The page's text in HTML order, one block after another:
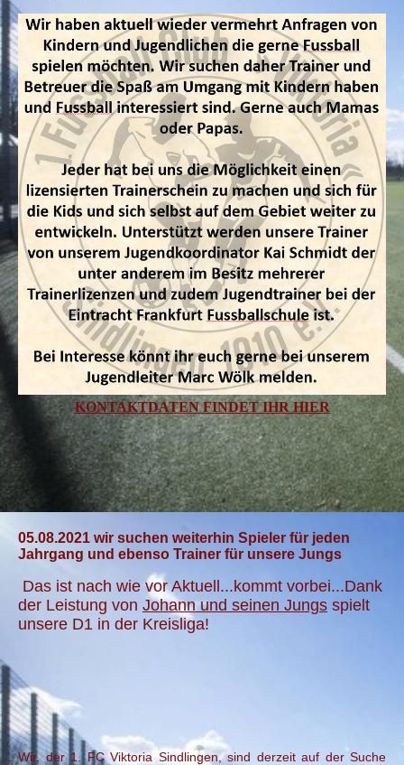
KONTAKTDATEN FINDET IHR HIER
05.08.2021 wir suchen weiterhin Spieler für jeden
Jahrgang und ebenso Trainer für unsere Jungs
Das ist nach wie vor Aktuell...kommt vorbei...Dank
der Leistung von Johann und seinen Jungs spielt
unsere D1 in der Kreisliga!
Wir, der 1. FC Viktoria Sindlingen, sind derzeit auf der Suche